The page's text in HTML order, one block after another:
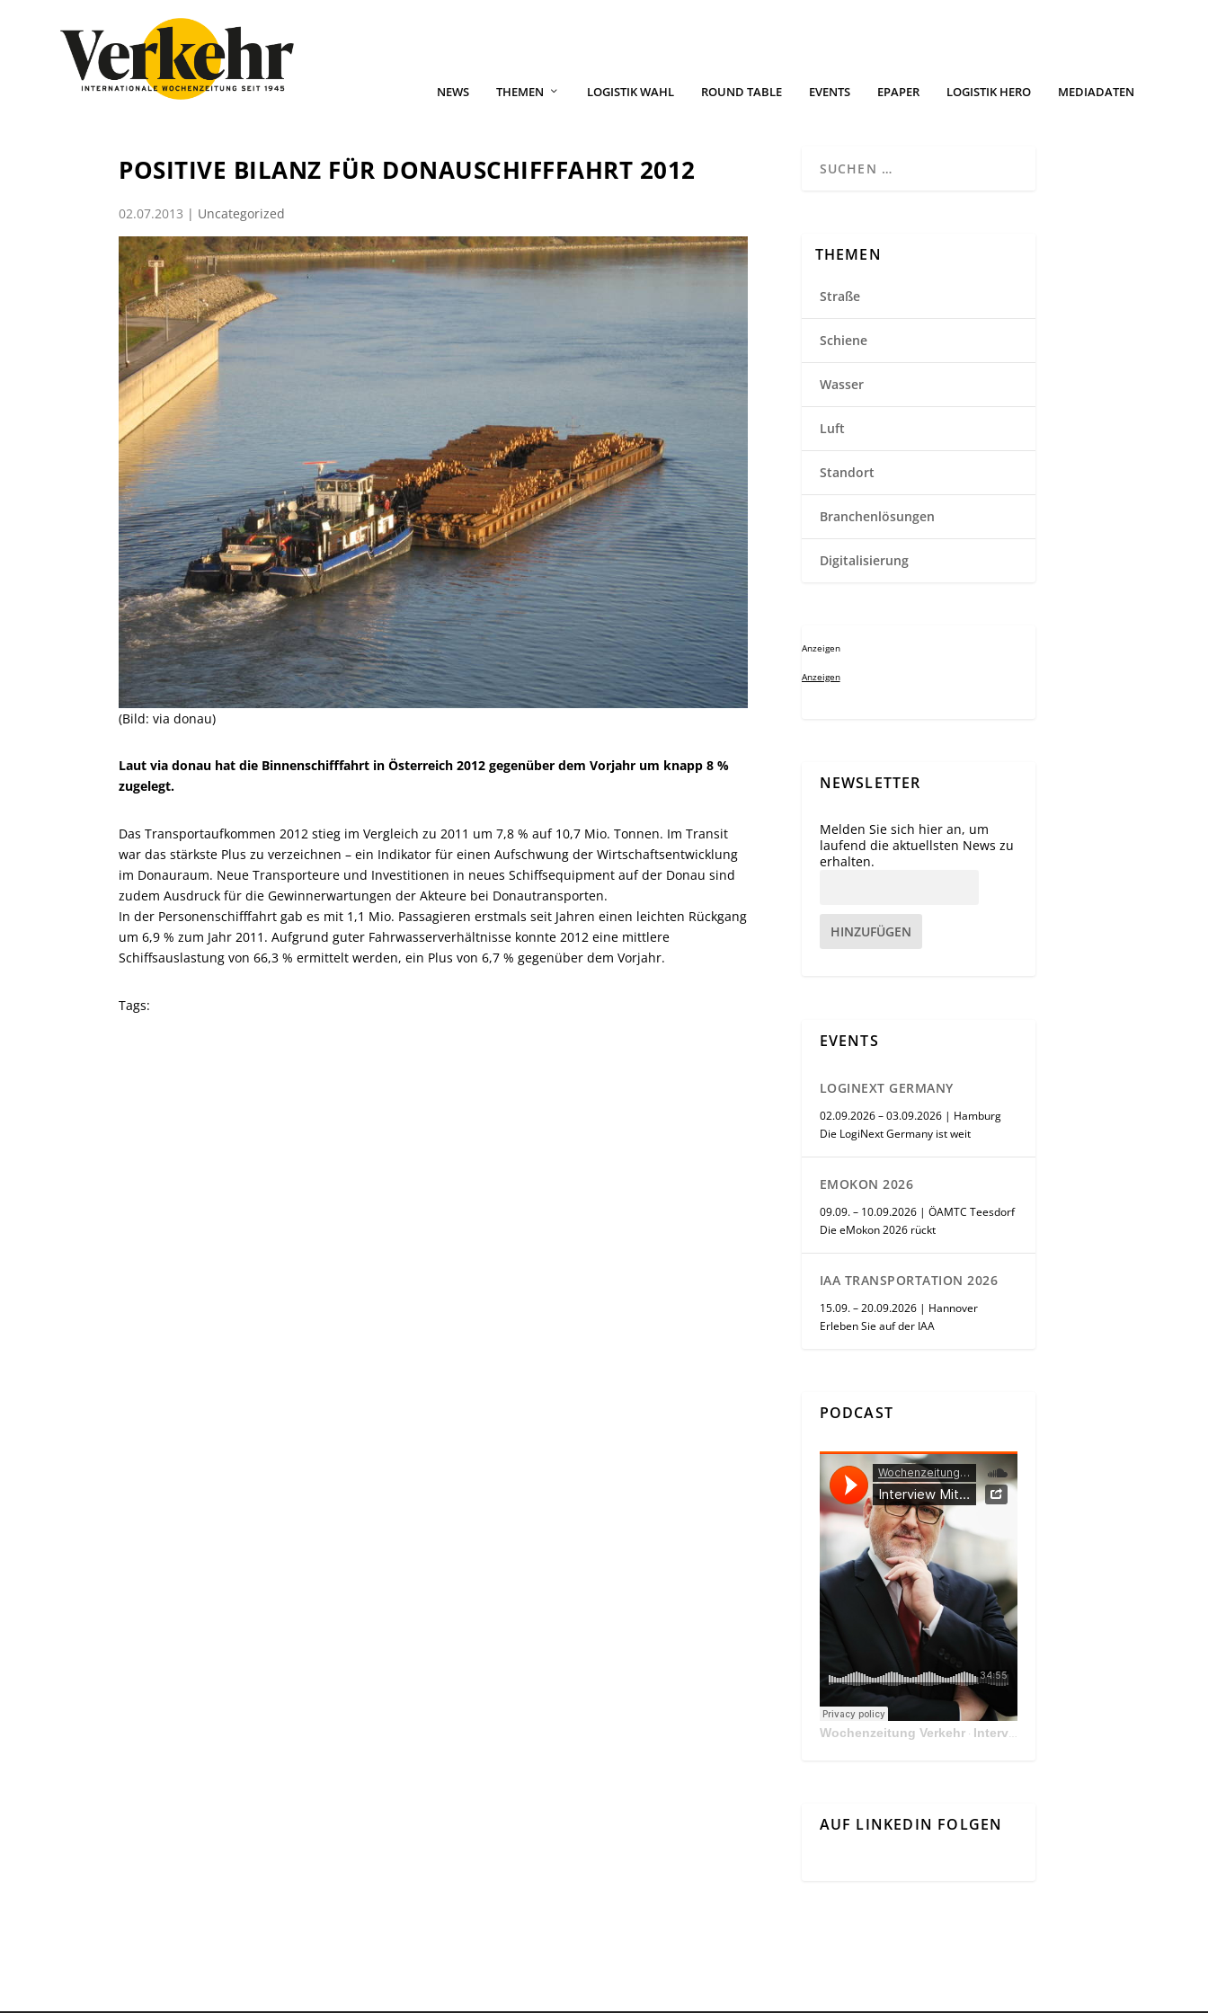
NEWS THEMEN LOGISTIK WAHL ROUND TABLE EVENTS EPAPER LOGISTIK HERO MEDIADATEN
POSITIVE BILANZ FÜR DONAUSCHIFFFAHRT 2012
02.07.2013 | Uncategorized
(Bild: via donau)
Laut via donau hat die Binnenschifffahrt in Österreich 2012 gegenüber dem Vorjahr um knapp 8 %
zugelegt.
Das Transportaufkommen 2012 stieg im Vergleich zu 2011 um 7,8 % auf 10,7 Mio. Tonnen. Im Transit
war das stärkste Plus zu verzeichnen – ein Indikator für einen Aufschwung der Wirtschaftsentwicklung
im Donauraum. Neue Transporteure und Investitionen in neues Schiffsequipment auf der Donau sind
zudem Ausdruck für die Gewinnerwartungen der Akteure bei Donautransporten.
In der Personenschifffahrt gab es mit 1,1 Mio. Passagieren erstmals seit Jahren einen leichten Rückgang
um 6,9 % zum Jahr 2011. Aufgrund guter Fahrwasserverhältnisse konnte 2012 eine mittlere
Schiffsauslastung von 66,3 % ermittelt werden, ein Plus von 6,7 % gegenüber dem Vorjahr.
Tags:
THEMEN
Straße
Schiene
Wasser
Luft
Standort
Branchenlösungen
Digitalisierung
Anzeigen
Anzeigen
NEWSLETTER
Melden Sie sich hier an, um
laufend die aktuellsten News zu
erhalten.
HINZUFÜGEN
EVENTS
LOGINEXT GERMANY
02.09.2026 – 03.09.2026 | Hamburg
Die LogiNext Germany ist weit
EMOKON 2026
09.09. – 10.09.2026 | ÖAMTC Teesdorf
Die eMokon 2026 rückt
IAA TRANSPORTATION 2026
15.09. – 20.09.2026 | Hannover
Erleben Sie auf der IAA
PODCAST
Wochenzeitung Verkehr· Interview Mit Andreas Matthä, CEO der ÖBB Holding
AUF LINKEDIN FOLGEN